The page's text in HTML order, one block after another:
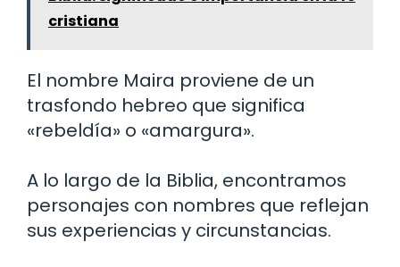
cristiana
El nombre Maira proviene de un
trasfondo hebreo que significa
«rebeldía» o «amargura».
A lo largo de la Biblia, encontramos
personajes con nombres que reflejan
sus experiencias y circunstancias.